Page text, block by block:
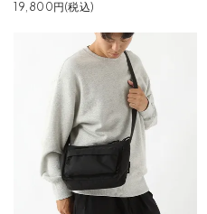
19,800円(税込)